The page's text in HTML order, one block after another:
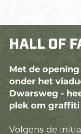
HALL OF
Met de opening
onder het
Dwarsweg -
plek om graffiti
Volgens de